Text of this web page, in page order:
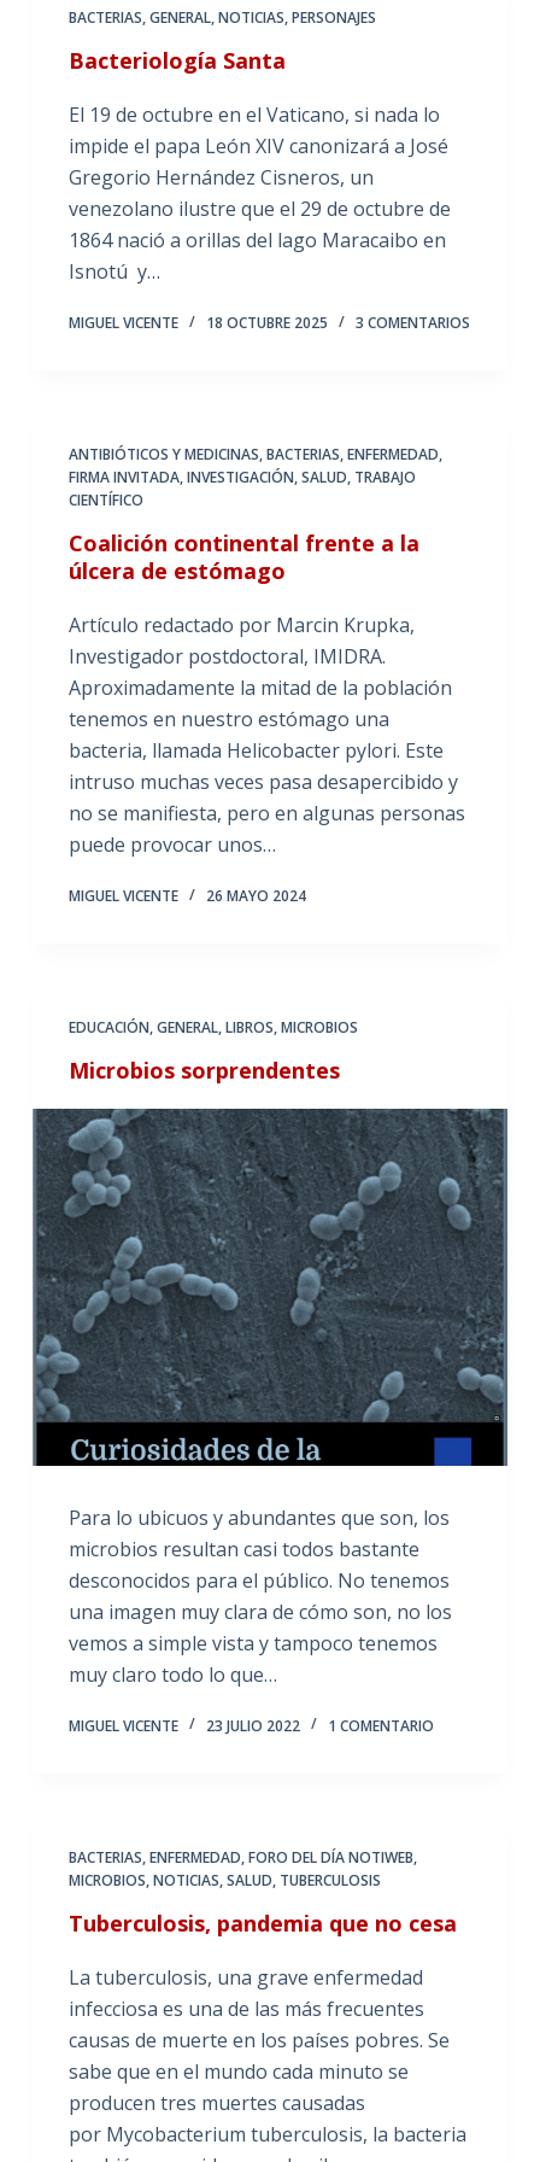
BACTERIAS,GENERAL,NOTICIAS,PERSONAJES
Bacteriología Santa
El 19 de octubre en el Vaticano, si nada lo
impide el papa León XIV canonizará a José
Gregorio Hernández Cisneros, un
venezolano ilustre que el 29 de octubre de
1864 nació a orillas del lago Maracaibo en
Isnotú y…
MIGUEL VICENTE 18 OCTUBRE 2025 3 COMENTARIOS
ANTIBIÓTICOS Y MEDICINAS,BACTERIAS,ENFERMEDAD,
FIRMA INVITADA,INVESTIGACIÓN,SALUD, TRABAJO
CIENTÍFICO
Coalición continental frente a la
úlcera de estómago
Artículo redactado por Marcin Krupka,
Investigador postdoctoral, IMIDRA.
Aproximadamente la mitad de la población
tenemos en nuestro estómago una
bacteria, llamada Helicobacter pylori. Este
intruso muchas veces pasa desapercibido y
no se manifiesta, pero en algunas personas
puede provocar unos…
MIGUEL VICENTE 26 MAYO 2024
EDUCACIÓN,GENERAL,LIBROS,MICROBIOS
Microbios sorprendentes
Para lo ubicuos y abundantes que son, los
microbios resultan casi todos bastante
desconocidos para el público. No tenemos
una imagen muy clara de cómo son, no los
vemos a simple vista y tampoco tenemos
muy claro todo lo que…
MIGUEL VICENTE 23 JULIO 2022 1 COMENTARIO
BACTERIAS,ENFERMEDAD,FORO DEL DÍA NOTIWEB,
MICROBIOS,NOTICIAS,SALUD, TUBERCULOSIS
Tuberculosis, pandemia que no cesa
La tuberculosis, una grave enfermedad
infecciosa es una de las más frecuentes
causas de muerte en los países pobres. Se
sabe que en el mundo cada minuto se
producen tres muertes causadas
por Mycobacterium tuberculosis, la bacteria